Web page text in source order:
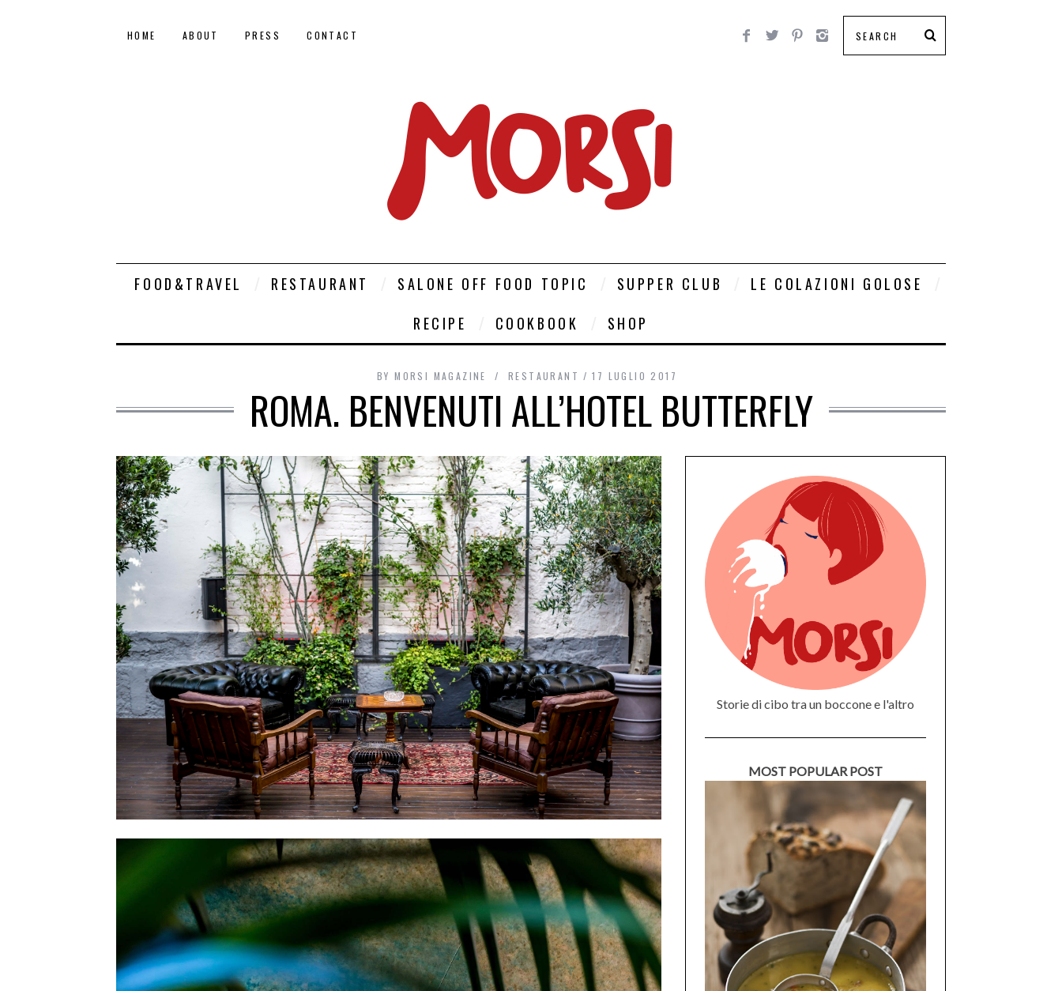
HOME ABOUT PRESS CONTACT
FOOD&TRAVEL RESTAURANT SALONE OFF FOOD TOPIC SUPPER CLUB
LE COLAZIONI GOLOSE
RECIPE
COOKBOOK SHOP
BY MORSI MAGAZINE RESTAURANT 17 LUGLIO 2017
ROMA. BENVENUTI ALL’HOTEL BUTTERFLY
Storie di cibo tra un boccone e l'altro
MOST POPULAR POST